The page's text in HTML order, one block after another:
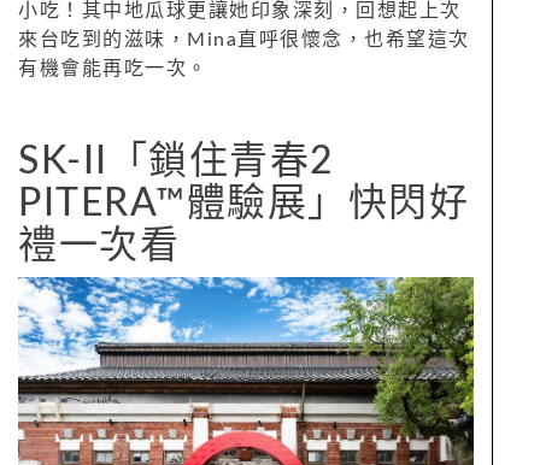
小吃！其中地瓜球更讓她印象深刻，回想起上次
來台吃到的滋味，Mina直呼很懷念，也希望這次
有機會能再吃一次。
SK-II「鎖住青春2
PITERA™體驗展」快閃好
禮一次看